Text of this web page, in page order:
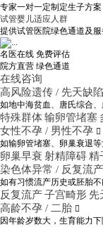
专家一对一定制定生子方案
试管婴儿适应人群
提供试管医院绿色通道及
名医在线 免费评估
院方直营 绿色通道
在线咨询
高风险遗传 / 先天缺陷
如地中海贫血、唐氏综合
特殊群体输卵管堵塞
女性不孕 / 男性不孕 
如输卵管堵塞、卵巢衰退
卵巢早衰射精障碍精
染色体异常 / 反复流产
如有习惯流产历史或胚胎
反复流产子宫畸形 先
高龄不孕 / 二胎 
因年龄岁数大，生育能力